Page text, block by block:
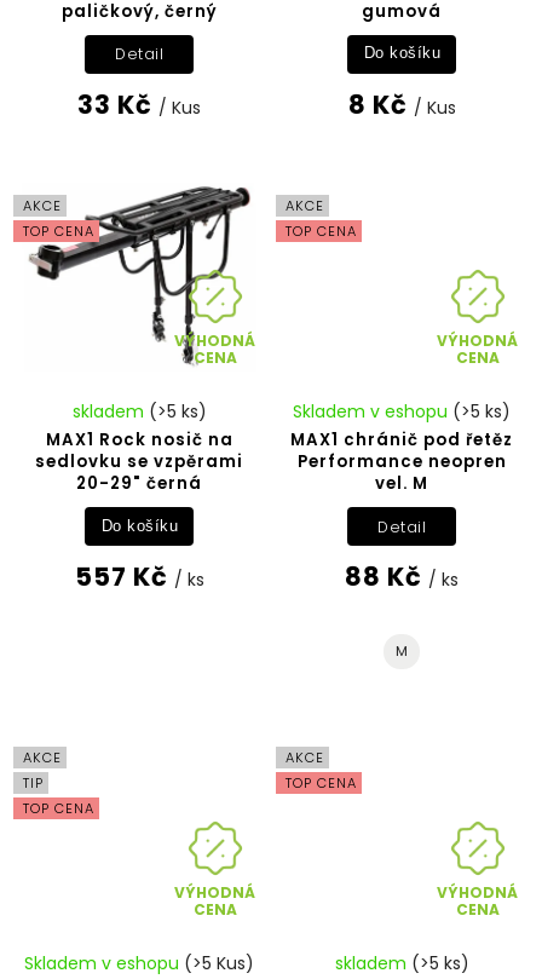
paličkový, černý
33 Kč / Kus
Detail
gumová
8 Kč / Kus
Do košíku
AKCE
TOP CENA
VÝHODNÁ
CENA
MAX1 Rock nosič na
sedlovku se vzpěrami
20-29" černá
skladem (>5 ks)
557 Kč / ks
Do košíku
AKCE
TOP CENA
VÝHODNÁ
CENA
MAX1 chránič pod řetěz
Performance neopren
vel. M
Skladem v eshopu (>5 ks)
88 Kč / ks
Detail
M
AKCE
TIP
TOP CENA
VÝHODNÁ
CENA
Skladem v eshopu (>5 Kus)
AKCE
TOP CENA
VÝHODNÁ
CENA
skladem (>5 ks)